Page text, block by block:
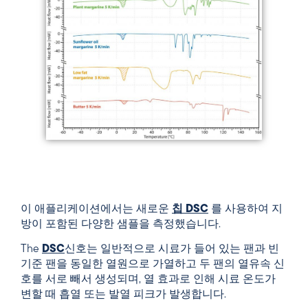
이 애플리케이션에서는 새로운 칩 DSC 를 사용하여 지
방이 포함된 다양한 샘플을 측정했습니다.
The DSC신호는 일반적으로 시료가 들어 있는 팬과 빈
기준 팬을 동일한 열원으로 가열하고 두 팬의 열유속 신
호를 서로 빼서 생성되며, 열 효과로 인해 시료 온도가
변할 때 흡열 또는 발열 피크가 발생합니다.